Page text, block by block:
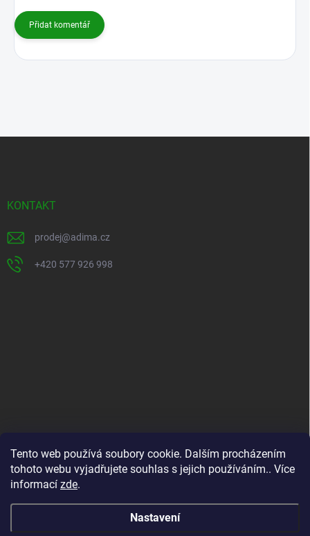
Tento web používá soubory cookie. Dalším procházením
tohoto webu vyjadřujete souhlas s jejich používáním.. Více
informací zde.
Nastavení
Přidat komentář
KONTAKT
prodej@adima.cz
+420 577 926 998
Kontakty
Formuláře ke stažení